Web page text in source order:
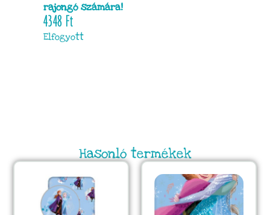
rajongó számára!
4348Ft
Elfogyott
Hasonló termékek